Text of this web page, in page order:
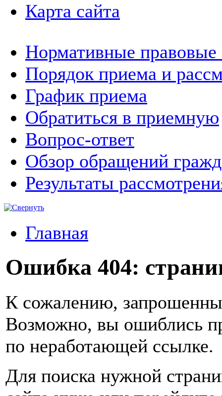
Карта сайта
Нормативные правовые
Порядок приема и
График приема
Обратиться в приемную
Вопрос-ответ
Обзор обращений
Результаты
Главная
Ошибка 404:
К сожалению,
Возможно, вы ошиблись
по неработающей ссылке.
Для поиска нужной